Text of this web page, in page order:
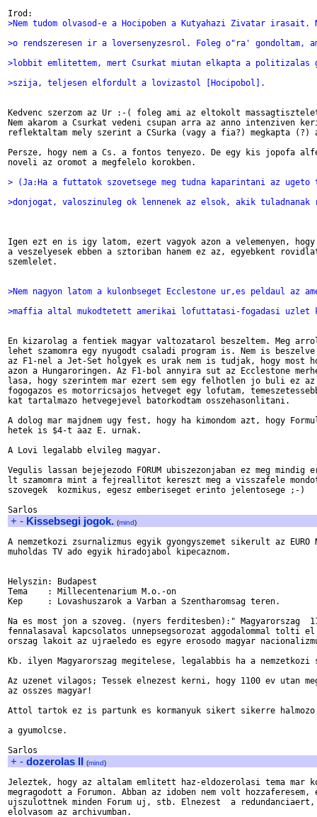
>Nem tudom olvasod-e a Hocipoben a Kutyahazi
>o rendszeresen ir a loversenyzesrol. Foleg o"ra'
>lobbit emlitettem, mert Csurkat miutan elkapta a
>szija, teljesen elfordult a lovizastol
Kedvenc szerzom az Ur :-( foleg ami az eltokolt
Nem akarom a Csurkat vedeni csupan arra az anno intenziven
reflektaltam mely szerint a CSurka (vagy a fia?) megkapta
Persze, hogy nem a Cs. a fontos tenyezo. De egy kis jopofa
noveli az oromot a megfelelo korokben.
> (Ja:Ha a futtatok szovetsege meg tudna
>donjogat, valoszinuleg ok lennenek az elsok, akik
Igen ezt en is igy latom, ezert vagyok azon a velemenyen, hogy
a veszelyesek ebben a sztoriban hanem ez az, egyebkent
szemlelet.
>Nem nagyon latom a kulonbseget Ecclestone ur,es
>maffia altal mukodtetett amerikai lofuttatasi-
En kizarolag a fentiek magyar valtozatarol beszeltem. Meg
lehet szamomra egy nyugodt csaladi program is. Nem is
az F1-nel a Jet-Set holgyek es urak nem is tudjak, hogy most
azon a Hungaroringen. Az F1-bol annyira sut az Ecclestone
lasa, hogy szerintem mar ezert sem egy felhotlen jo buli ez
fogogazos es motorricsajos hetveget egy lofutam,
kat tartalmazo hetvegejevel batorkodtam osszehasonlitani.
A dolog mar majdnem ugy fest, hogy ha kimondom azt, hogy
hetek is $4-t aaz E. urnak.
A Lovi legalabb elvileg magyar.
Vegulis lassan bejejezodo FORUM ubiszezonjaban ez meg mindig
lt szamomra mint a fejreallitot kereszt meg a visszafele
szovegek  kozmikus, egesz emberiseget erinto jelentosege ;-)
+ - Kissebsegi jogok. (mind)
A nemzetkozi zsurnalizmus egyik gyongyszemet sikerult az EURO
muholdas TV ado egyik hiradojabol kipecaznom.
Helyszin: Budapest
Tema    : Millecentenarium M.o.-on
Kep     : Lovashuszarok a Varban a Szentharomsag teren.
Na es most jon a szoveg. (nyers ferditesben):" Magyarorszag
fennalasaval kapcsolatos unnepsegsorozat aggodalommal tolti
orszag lakoit az ujraeledo es egyre erosodo magyar
Kb. ilyen Magyarorszag megitelese, legalabbis ha a nemzetkozi
Az uzenet vilagos; Tessek elnezest kerni, hogy 1100 ev utan
az osszes magyar!
Attol tartok ez is partunk es kormanyuk sikert sikerre
a gyumolcse.
+ - dozerolas II (mind)
Jeleztek, hogy az altalam emlitett haz-eldozerolasi tema mar
megragodott a Forumon. Abban az idoben nem volt hozzaferesem,
ujszulottnek minden Forum uj, stb. Elnezest  a redundanciaert,
elolvasom az archivumban.